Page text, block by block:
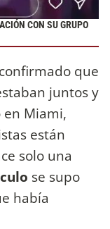
CON SU GRUPO
que
juntos y
en Miami,
están
solo una
se supo
había